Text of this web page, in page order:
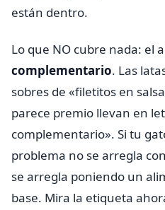
están dentro.
Lo que NO cubre nada: el
complementario. Las
sobres de «filetitos en
parece premio llevan en
complementario». Si tu
problema no se arregla
se arregla poniendo un
base. Mira la etiqueta